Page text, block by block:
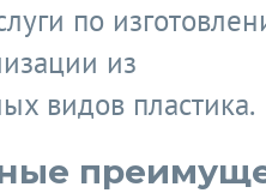
по
из
видов пластика.